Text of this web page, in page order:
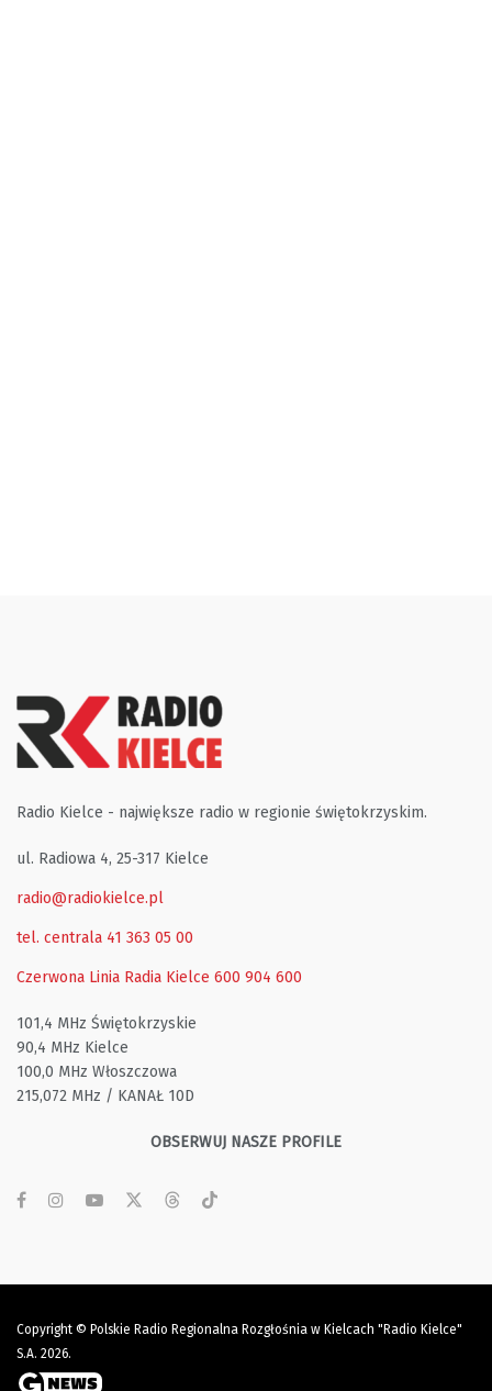
Radio Kielce - największe radio w regionie świętokrzyskim.
ul. Radiowa 4, 25-317 Kielce
radio@radiokielce.pl
tel. centrala 41 363 05 00
Czerwona Linia Radia Kielce 600 904 600
101,4 MHz Świętokrzyskie
90,4 MHz Kielce
100,0 MHz Włoszczowa
215,072 MHz / KANAŁ 10D
OBSERWUJ NASZE PROFILE
Copyright © Polskie Radio Regionalna Rozgłośnia w Kielcach "Radio Kielce"
S.A. 2026.